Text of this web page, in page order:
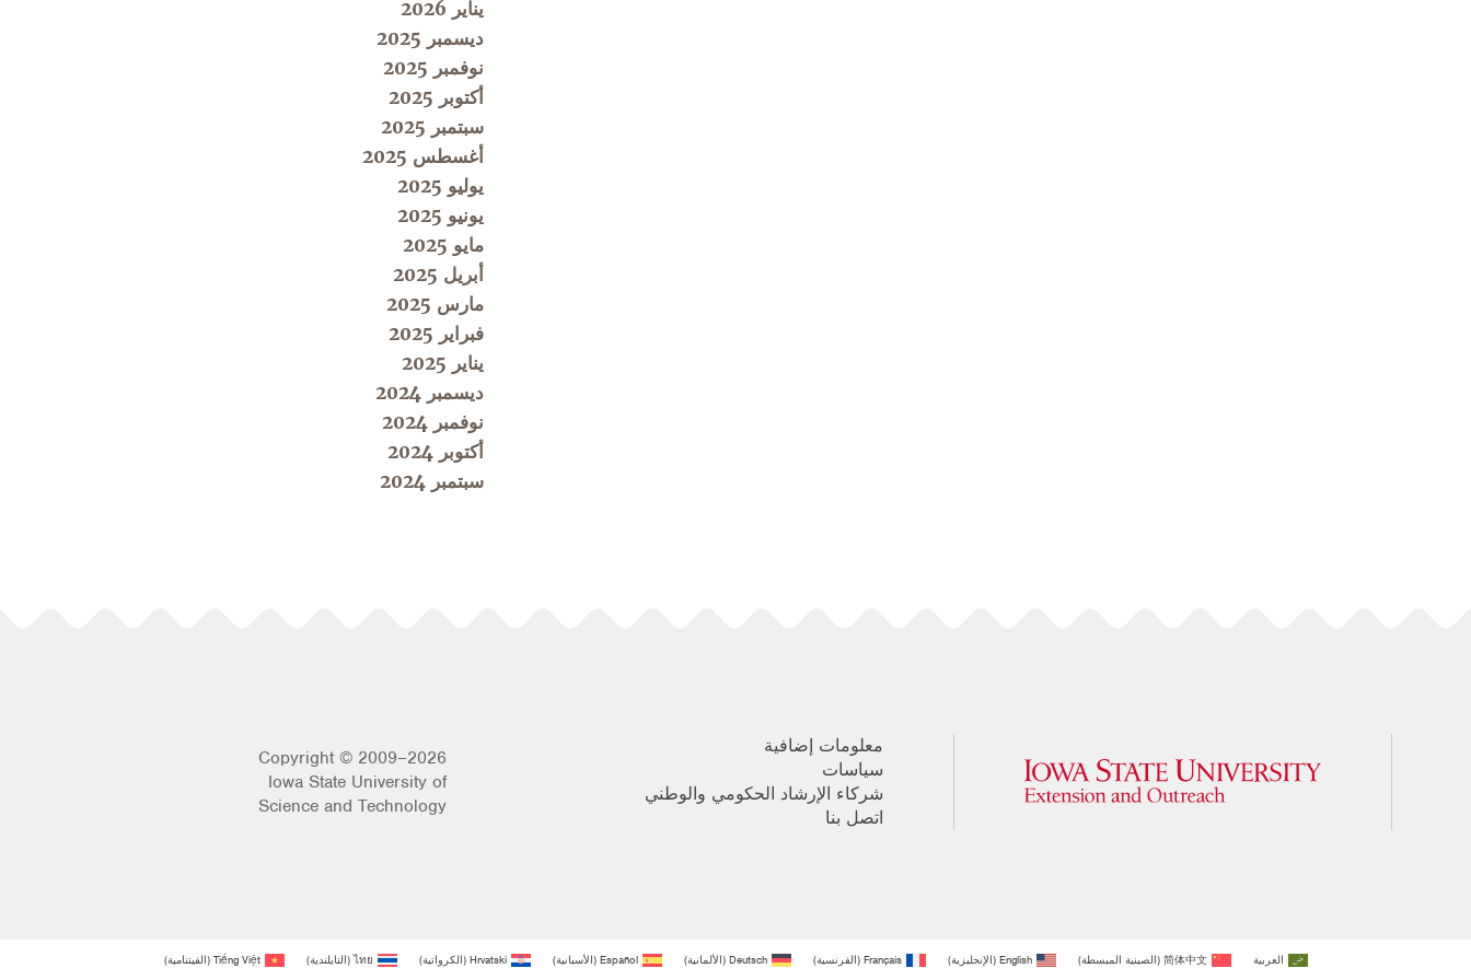
يناير 2026
ديسمبر 2025
نوفمبر 2025
أكتوبر 2025
سبتمبر 2025
أغسطس 2025
يوليو 2025
يونيو 2025
مايو 2025
أبريل 2025
مارس 2025
فبراير 2025
يناير 2025
ديسمبر 2024
نوفمبر 2024
أكتوبر 2024
سبتمبر 2024
معلومات إضافية
سياسات
شركاء الإرشاد الحكومي والوطني
اتصل بنا
Copyright © 2009–2026
Iowa State University of
Science and Technology
العربية 简体中文
(الصينية المبسطة)
English
(الإنجليزية)
Français
(الفرنسية)
Deutsch
(الألمانية)
Español
(الأسبانية)
Hrvatski
(الكرواتية)
ไทย
(التايلندية)
Tiếng Việt
(الفيتنامية)